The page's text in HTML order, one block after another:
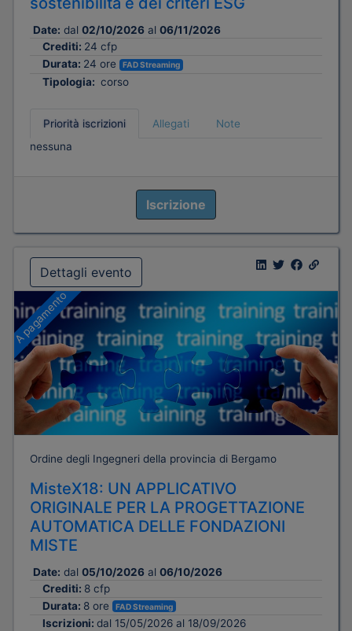
Date: dal 02/10/2026 al 06/11/2026
Crediti: 24 cfp
Durata: 24 ore FAD Streaming
Tipologia: corso
Priorità iscrizioni Allegati
Note
nessuna
Iscrizione
Dettagli evento
A pagamento
Ordine degli Ingegneri della provincia di Bergamo
MisteX18: UN APPLICATIVO
ORIGINALE PER LA PROGETTAZIONE
AUTOMATICA DELLE FONDAZIONI
MISTE
Date: dal 05/10/2026 al 06/10/2026
Crediti: 8 cfp
Durata: 8 ore FAD Streaming
Iscrizioni: dal 15/05/2026 al 18/09/2026